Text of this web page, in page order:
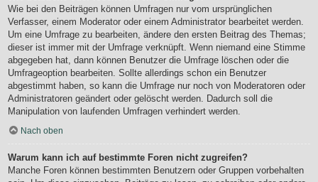
Wie bei den Beiträgen können Umfragen nur vom ursprünglichen
Verfasser, einem Moderator oder einem Administrator bearbeitet werden.
Um eine Umfrage zu bearbeiten, ändere den ersten Beitrag des Themas;
dieser ist immer mit der Umfrage verknüpft. Wenn niemand eine Stimme
abgegeben hat, dann können Benutzer die Umfrage löschen oder die
Umfrageoption bearbeiten. Sollte allerdings schon ein Benutzer
abgestimmt haben, so kann die Umfrage nur noch von Moderatoren oder
Administratoren geändert oder gelöscht werden. Dadurch soll die
Manipulation von laufenden Umfragen verhindert werden.
Nach oben
Warum kann ich auf bestimmte Foren nicht zugreifen?
Manche Foren können bestimmten Benutzern oder Gruppen vorbehalten